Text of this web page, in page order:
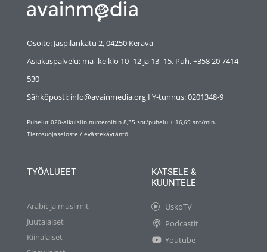
Osoite: Jäspilänkatu 2, 04250 Kerava
Asiakaspalvelu: ma–ke klo 10–12 ja 13–15. Puh. +358 20 7414
530
Sähköposti: info@avainmedia.org I Y-tunnus:0201348-9
Puhelut 020-alkuisiin numeroihin 8,35 snt/puhelu + 16,69 snt/min.
Tietosuojaseloste / evästekäytäntö
TYÖALUEET
Arabit ja muslimit
Juutalaiset
Kiinalaiset
KATSELE &
KUUNTELE
UskoTV
Podcastit
Youtube